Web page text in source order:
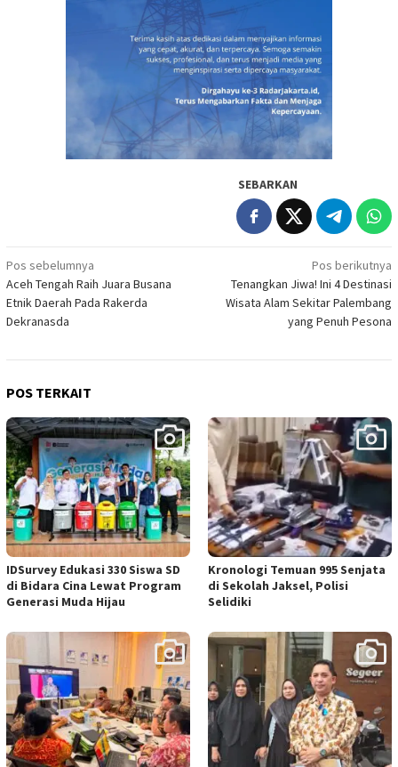
SEBARKAN
Navigasi
pos
Pos sebelumnya
Aceh Tengah Raih Juara Busana
Etnik Daerah Pada Rakerda
Dekranasda
Pos berikutnya
Tenangkan Jiwa! Ini 4 Destinasi
Wisata Alam Sekitar Palembang
yang Penuh Pesona
POS TERKAIT
IDSurvey Edukasi 330 Siswa SD
di Bidara Cina Lewat Program
Generasi Muda Hijau
Kronologi Temuan 995 Senjata
di Sekolah Jaksel, Polisi
Selidiki